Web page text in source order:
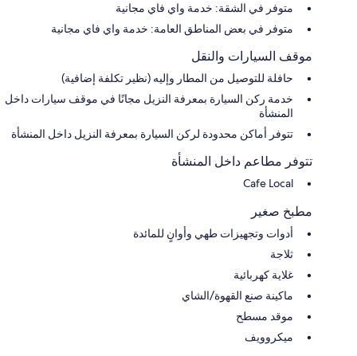
متوفر في الشقة: خدمة واي فاي مجانية
متوفر في بعض المناطق العامة: خدمة واي فاي مجانية
موقف السيارات والنقل
حافلة للتوصيل من المطار وإليه (نظير تكلفة إضافية)
خدمة ركن السيارة بمعرفة النزيل مجانًا في موقف سيارات داخل
المنشأة
تتوفر أماكن محدودة لركن السيارة بمعرفة النزيل داخل المنشأة
تتوفر مطاعم داخل المنشأة
Cafe Local
مطبخ صغير
أدوات وتجهيزات طهي وأوانٍ للمائدة
ثلاجة
غلاية كهربائية
ماكينة صنع القهوة/الشاي
موقد مسطح
ميكروويف